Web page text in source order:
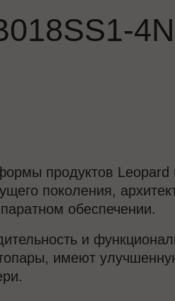
продуктов Leopard
поколения,
обеспечении.
и
имеют